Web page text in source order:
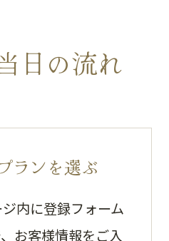
日の流れ
ランを選ぶ
内に登録フォーム
お客様情報をご入